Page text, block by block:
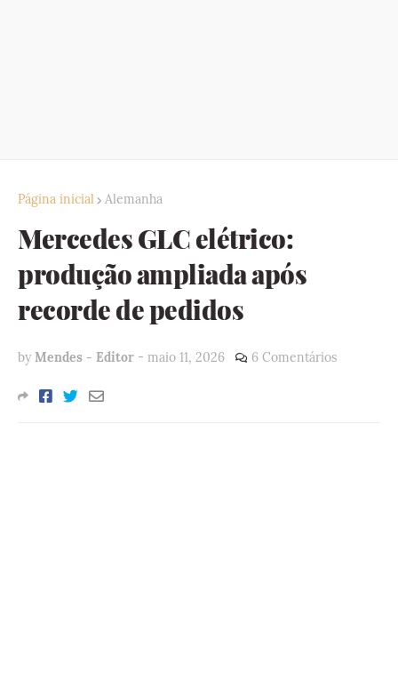
Página inicial Alemanha
Mercedes GLC elétrico:
produção ampliada após
recorde de pedidos
by Mendes - Editor - maio 11, 2026 6 Comentários